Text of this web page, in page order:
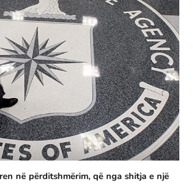
në përditshmërim, që nga shitja e një